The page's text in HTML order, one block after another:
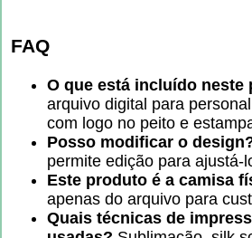
FAQ
O que está incluído neste
arquivo digital para
com logo no peito e
Posso modificar o
permite edição para ajustá-
Este produto é a camisa
apenas do arquivo para
Quais técnicas de